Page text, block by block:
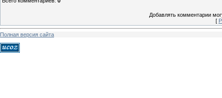
Добавлять комментарии
[
Полная версия сайта